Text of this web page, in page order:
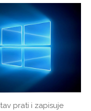
prati i zapisuje